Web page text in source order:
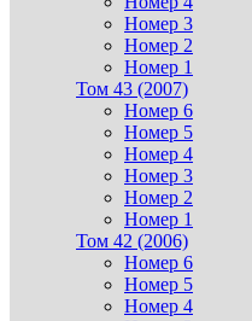
Номер 3
Номер 2
Номер 1
Том 43 (2007)
Номер 6
Номер 5
Номер 4
Номер 3
Номер 2
Номер 1
Том 42 (2006)
Номер 6
Номер 5
Номер 4